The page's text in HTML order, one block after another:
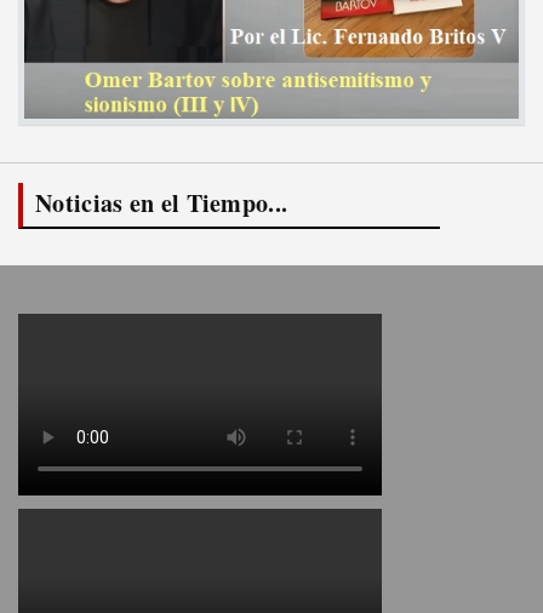
Noticias en el Tiempo...